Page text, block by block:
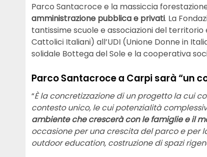
Parco Santacroce e la massiccia
amministrazione pubblica e privati. La
tantissime scuole e associazioni del territorio
Cattolici Italiani) all’UDI (Unione Donne in
solidale Bottega del Sole e la cooperativa
Parco Santacroce a Carpi sarà “un
“È la concretizzazione di un progetto la cui
contesto unico, le cui potenzialità
ambiente che crescerà con le famiglie e il
occasione per una crescita del parco e per
outdoor education, costruzione di spazi